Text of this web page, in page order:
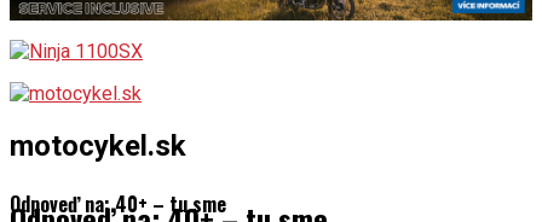
motocykel.sk
Odpoveď na: 40+ – tu sme